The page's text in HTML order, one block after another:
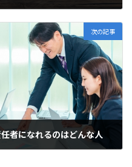
次の記事
者になれるのはどんな人